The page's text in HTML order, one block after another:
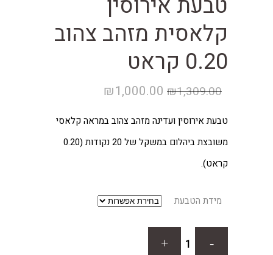
קלאסית מזהב צהוב
0.20 קראט
₪1,309.00
המחיר
₪1,309.00.
₪1,000.00
₪1,000.00.
טבעת אירוסין ועדינה מזהב צהוב במראה קלאסי
משובצת ביהלום במשקל של 20 נקודות (0.20
קראט).
מידת הטבעת